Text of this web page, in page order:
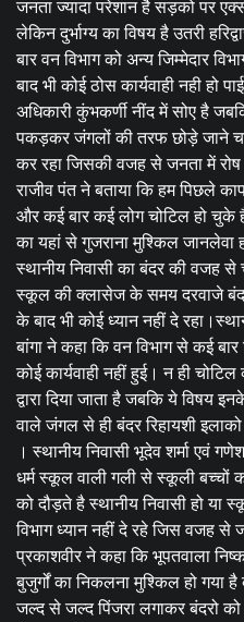
जनता ज्यादा परेशान है सड़को पर
लेकिन दुर्भाग्य का विषय है उतरी
बार वन विभाग को अन्य जिम्मेदार
बाद भी कोई ठोस कार्यवाही नही हो
अधिकारी कुंभकर्णी नींद में सोए है
पकड़कर जंगलों की तरफ छोड़े जाने
कर रहा जिसकी वजह से जनता में रोष
राजीव पंत ने बताया कि हम पिछले
और कई बार कई लोग चोटिल हो चुके
का यहां से गुजराना मुश्किल जानलेवा
स्थानीय निवासी का बंदर की वजह से
स्कूल की क्लासेज के समय दरवाजे
के बाद भी कोई ध्यान नहीं दे
बांगा ने कहा कि वन विभाग से कई
कोई कार्यवाही नहीं हुई। न ही
द्वारा दिया जाता है जबकि ये विषय
वाले जंगल से ही बंदर रिहायशी
। स्थानीय निवासी भूदेव शर्मा एवं
धर्म स्कूल वाली गली से स्कूली बच्चों
को दौड़ते है स्थानीय निवासी हो या
विभाग ध्यान नहीं दे रहे जिस वजह से
प्रकाशवीर ने कहा कि भूपतवाला
बुजुर्गों का निकलना मुश्किल हो गया
जल्द से जल्द पिंजरा लगाकर बंदरो